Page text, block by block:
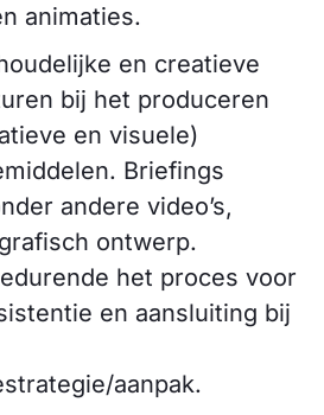
animaties.
en creatieve
bij het produceren
en visuele)
Briefings
andere video’s,
ontwerp.
het proces voor
en aansluiting bij
aanpak.